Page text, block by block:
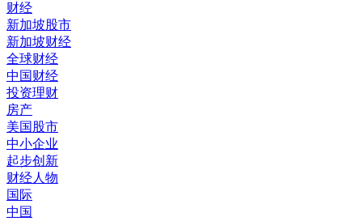
财经
新加坡股市
新加坡财经
全球财经
中国财经
投资理财
房产
美国股市
中小企业
起步创新
财经人物
国际
中国